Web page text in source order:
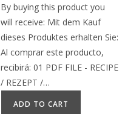
By buying this product you
will receive: Mit dem Kauf
dieses Produktes erhalten Sie:
Al comprar este producto,
recibirá: 01 PDF FILE - RECIPE
/ REZEPT /…
ADD TO CART